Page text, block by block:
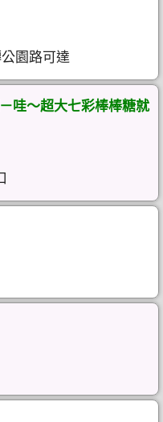
園路可達
哇～超大七彩棒棒糖就